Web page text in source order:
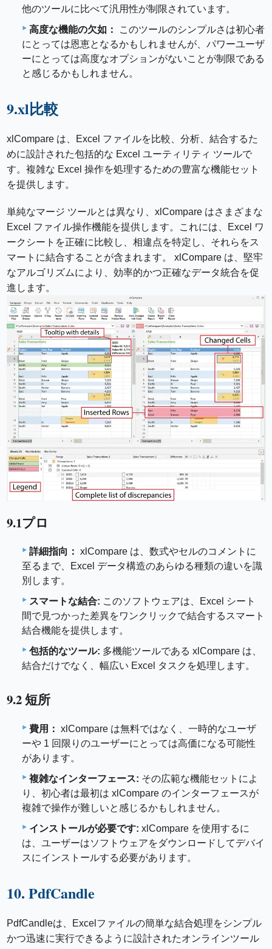
他のツールに比べて汎用性が制限されています。
高度な機能の欠如：
このツールのシンプルさは初心者
にとっては恩恵となるかもしれませんが、パワーユーザ
ーにとっては高度なオプションがないことが制限である
と感じるかもしれません。
9.xl比較
xlCompare は、Excel ファイルを比較、分析、結合するた
めに設計された包括的な Excel ユーティリティ ツールで
す。複雑な Excel 操作を処理するための豊富な機能セット
を提供します。
単純なマージ ツールとは異なり、xlCompare はさまざまな
Excel ファイル操作機能を提供します。これには、Excel ワ
ークシートを正確に比較し、相違点を特定し、それらをス
マートに結合することが含まれます。 xlCompare は、堅牢
なアルゴリズムにより、効率的かつ正確なデータ統合を促
進します。
9.1プロ
詳細指向： xlCompare は、数式やセルのコメントに
至るまで、Excel データ構造のあらゆる種類の違いを識
別します。
スマートな結合: このソフトウェアは、Excel シート
間で見つかった差異をワンクリックで結合するスマート
結合機能を提供します。
包括的なツール: 多機能ツールである xlCompare は、
結合だけでなく、幅広い Excel タスクを処理します。
9.2 短所
費用： xlCompare は無料ではなく、一時的なユーザ
ーや 1 回限りのユーザーにとっては高価になる可能性
があります。
複雑なインターフェース: その広範な機能セットによ
り、初心者は最初は xlCompare のインターフェースが
複雑で操作が難しいと感じるかもしれません。
インストールが必要です: xlCompare を使用するに
は、ユーザーはソフトウェアをダウンロードしてデバイ
スにインストールする必要があります。
10. PdfCandle
PdfCandleは、Excelファイルの簡単な結合処理をシンプル
かつ迅速に実行できるように設計されたオンラインツール